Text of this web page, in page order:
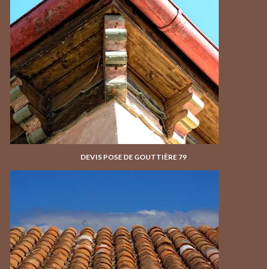
DEVIS POSE DE GOUTTIÈRE 79